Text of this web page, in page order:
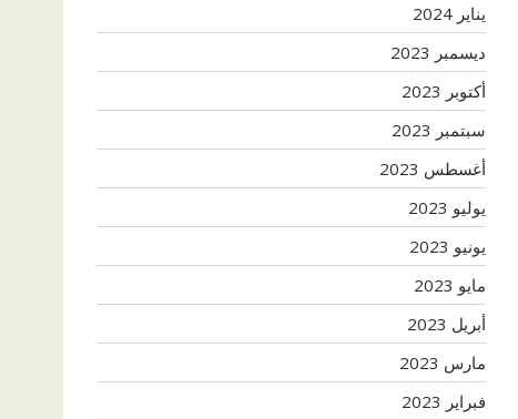
يناير 2024
ديسمبر 2023
أكتوبر 2023
سبتمبر 2023
أغسطس 2023
يوليو 2023
يونيو 2023
مايو 2023
أبريل 2023
مارس 2023
فبراير 2023